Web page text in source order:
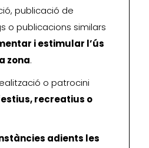
publicació de
o publicacions similars
i estimular l’ús
zona.
o patrocini
recreatius o
adients les